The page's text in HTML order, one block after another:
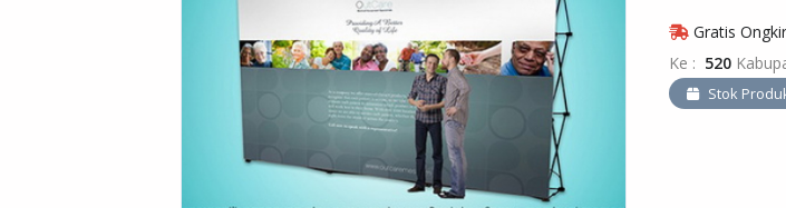
Gratis Ongkir
Ke : 520
Stok